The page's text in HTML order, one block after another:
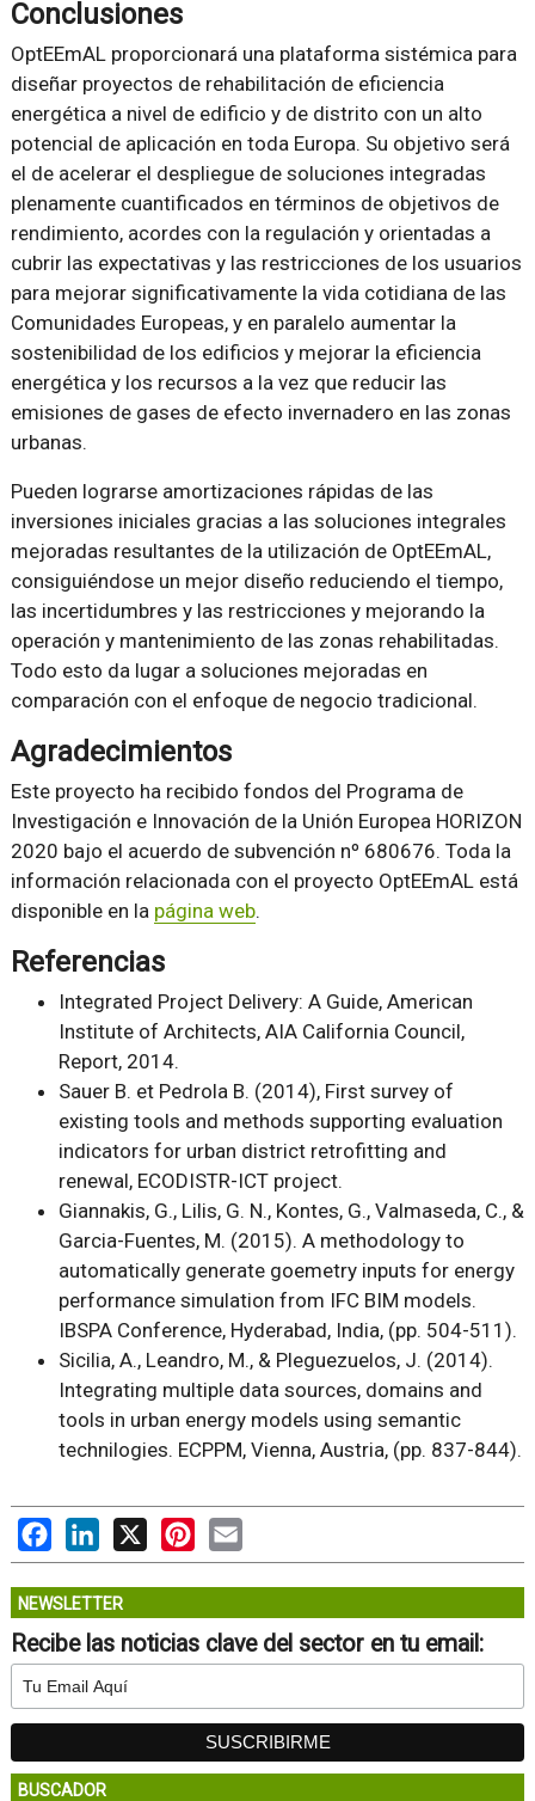
Conclusiones
OptEEmAL proporcionará una plataforma sistémica para
diseñar proyectos de rehabilitación de eficiencia
energética a nivel de edificio y de distrito con un alto
potencial de aplicación en toda Europa. Su objetivo será
el de acelerar el despliegue de soluciones integradas
plenamente cuantificados en términos de objetivos de
rendimiento, acordes con la regulación y orientadas a
cubrir las expectativas y las restricciones de los usuarios
para mejorar significativamente la vida cotidiana de las
Comunidades Europeas, y en paralelo aumentar la
sostenibilidad de los edificios y mejorar la eficiencia
energética y los recursos a la vez que reducir las
emisiones de gases de efecto invernadero en las zonas
urbanas.
Pueden lograrse amortizaciones rápidas de las
inversiones iniciales gracias a las soluciones integrales
mejoradas resultantes de la utilización de OptEEmAL,
consiguiéndose un mejor diseño reduciendo el tiempo,
las incertidumbres y las restricciones y mejorando la
operación y mantenimiento de las zonas rehabilitadas.
Todo esto da lugar a soluciones mejoradas en
comparación con el enfoque de negocio tradicional.
Agradecimientos
Este proyecto ha recibido fondos del Programa de
Investigación e Innovación de la Unión Europea HORIZON
2020 bajo el acuerdo de subvención nº 680676. Toda la
información relacionada con el proyecto OptEEmAL está
disponible en la página web.
Referencias
Integrated Project Delivery: A Guide, American
Institute of Architects, AIA California Council,
Report, 2014.
Sauer B. et Pedrola B. (2014), First survey of
existing tools and methods supporting evaluation
indicators for urban district retrofitting and
renewal, ECODISTR-ICT project.
Giannakis, G., Lilis, G. N., Kontes, G., Valmaseda, C., &
Garcia-Fuentes, M. (2015). A methodology to
automatically generate goemetry inputs for energy
performance simulation from IFC BIM models.
IBSPA Conference, Hyderabad, India, (pp. 504-511).
Sicilia, A., Leandro, M., & Pleguezuelos, J. (2014).
Integrating multiple data sources, domains and
tools in urban energy models using semantic
technilogies. ECPPM, Vienna, Austria, (pp. 837-844).
FacebookLinkedIn Pinterest
NEWSLETTER
Recibe las noticias clave del sector en tu email:
BUSCADOR